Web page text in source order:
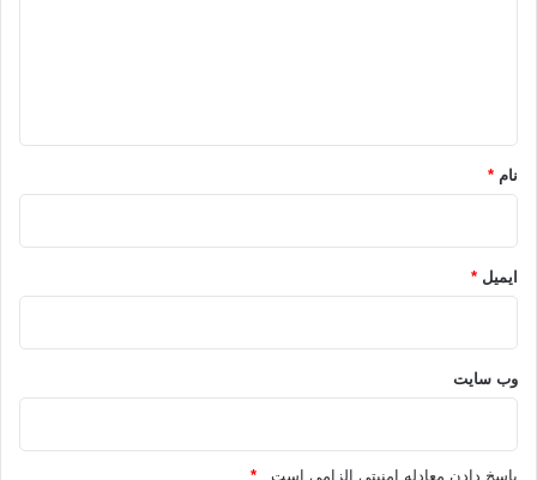
نام *
ایمیل *
وب‌ سایت
پاسخ دادن معادله امنیتی الزامی است . *